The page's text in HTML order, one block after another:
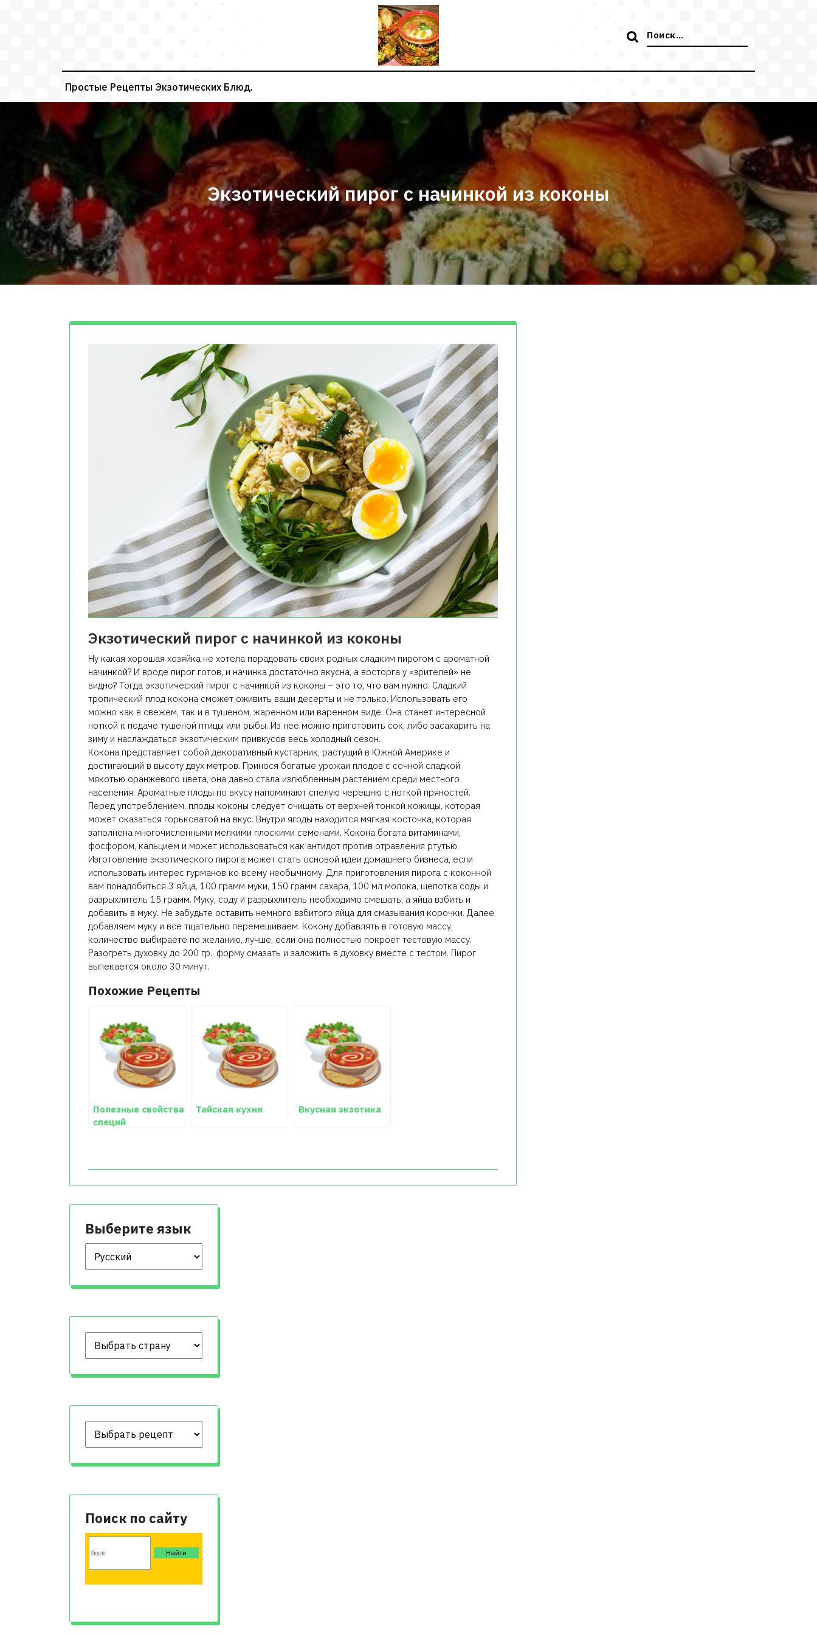
Поиск:
Простые Рецепты Экзотических Блюд.
Экзотический пирог с начинкой из коконы
Экзотический пирог с начинкой из коконы
Ну какая хорошая хозяйка не хотела порадовать своих родных сладким пирогом с ароматной
начинкой? И вроде пирог готов, и начинка достаточно вкусна, а восторга у «зрителей» не
видно? Тогда экзотический пирог с начинкой из коконы – это то, что вам нужно. Сладкий
тропический плод кокона сможет оживить ваши десерты и не только. Использовать его
можно как в свежем, так и в тушеном, жаренном или варенном виде. Она станет интересной
ноткой к подаче тушеной птицы или рыбы. Из нее можно приготовить сок, либо засахарить на
зиму и наслаждаться экзотическим привкусов весь холодный сезон.
Кокона представляет собой декоративный кустарник, растущий в Южной Америке и
достигающий в высоту двух метров. Принося богатые урожаи плодов с сочной сладкой
мякотью оранжевого цвета, она давно стала излюбленным растением среди местного
населения. Ароматные плоды по вкусу напоминают спелую черешню с ноткой пряностей.
Перед употреблением, плоды коконы следует очищать от верхней тонкой кожицы, которая
может оказаться горьковатой на вкус. Внутри ягоды находится мягкая косточка, которая
заполнена многочисленными мелкими плоскими семенами. Кокона богата витаминами,
фосфором, кальцием и может использоваться как антидот против отравления ртутью.
Изготовление экзотического пирога может стать основой идеи домашнего бизнеса, если
использовать интерес гурманов ко всему необычному. Для приготовления пирога с коконной
вам понадобиться 3 яйца, 100 грамм муки, 150 грамм сахара, 100 мл молока, щепотка соды и
разрыхлитель 15 грамм. Муку, соду и разрыхлитель необходимо смешать, а яйца взбить и
добавить в муку. Не забудьте оставить немного взбитого яйца для смазывания корочки. Далее
добавляем муку и все тщательно перемешиваем. Кокону добавлять в готовую массу,
количество выбираете по желанию, лучше, если она полностью покроет тестовую массу.
Разогреть духовку до 200 гр., форму смазать и заложить в духовку вместе с тестом. Пирог
выпекается около 30 минут.
Похожие Рецепты
Полезные свойства
специй
Тайская кухня Вкусная экзотика
Выберите язык
Выберите язык
Поиск по сайту